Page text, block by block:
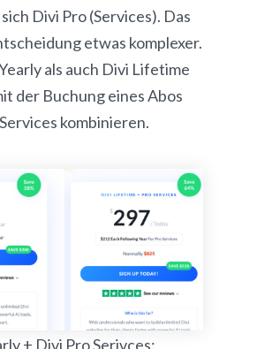
Divi Pro (Services). Das
etwas komplexer.
als auch Divi Lifetime
der Buchung eines Abos
kombinieren.
+ Divi Pro Serivces: